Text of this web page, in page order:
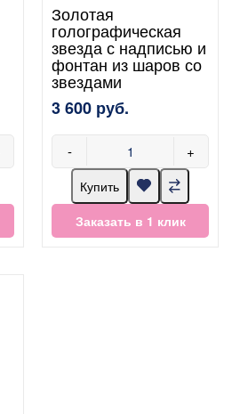
Золотая
голографическая
звезда с надписью и
фонтан из шаров со
звездами
3 600 руб.
- +
Купить
Заказать в 1 клик